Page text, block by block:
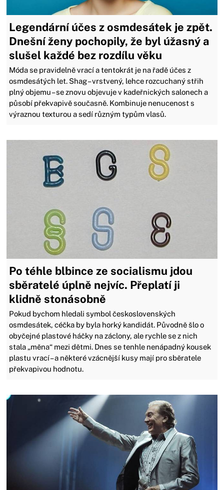
Legendární účes z osmdesátek je zpět.
Dnešní ženy pochopily, že byl úžasný a
slušel každé bez rozdílu věku
Móda se pravidelně vrací a tentokrát je na řadě účes z
osmdesátých let. Shag – vrstvený, lehce rozcuchaný střih
plný objemu – se znovu objevuje v kadeřnických salonech a
působí překvapivě současně. Kombinuje nenucenost s
výraznou texturou a sedí různým typům vlasů.
Po téhle blbince ze socialismu jdou
sběratelé úplně nejvíc. Přeplatí ji
klidně stonásobně
Pokud bychom hledali symbol československých
osmdesátek, céčka by byla horký kandidát. Původně šlo o
obyčejné plastové háčky na záclony, ale rychle se z nich
stala „měna“ mezi dětmi. Dnes se tenhle nenápadný kousek
plastu vrací – a některé vzácnější kusy mají pro sběratele
překvapivou hodnotu.